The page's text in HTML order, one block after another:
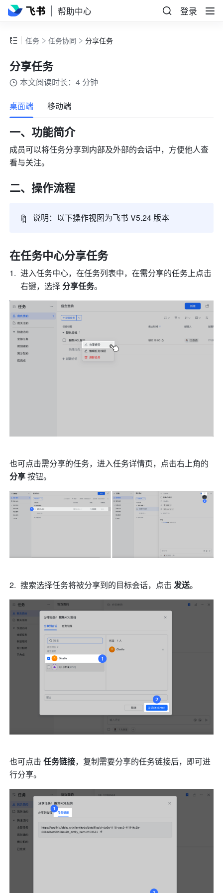
帮助中心 登录
任务 任务协同 分享任务
分享任务
本文阅读时长：4 分钟
桌面端 移动端
一、功能简介
成员可以将任务分享到内部及外部的会话中，方便他人查
看与关注。
二、操作流程
🔖 说明：以下操作视图为飞书 V5.24 版本
在任务中心分享任务
进入任务中心，在任务列表中，在需分享的任务上点击
右键，选择 分享任务。
分享 按钮。
搜索选择任务将被分享到的目标会话，点击 发送。
也可点击 任务链接，复制需要分享的任务链接后，即可进
行分享。